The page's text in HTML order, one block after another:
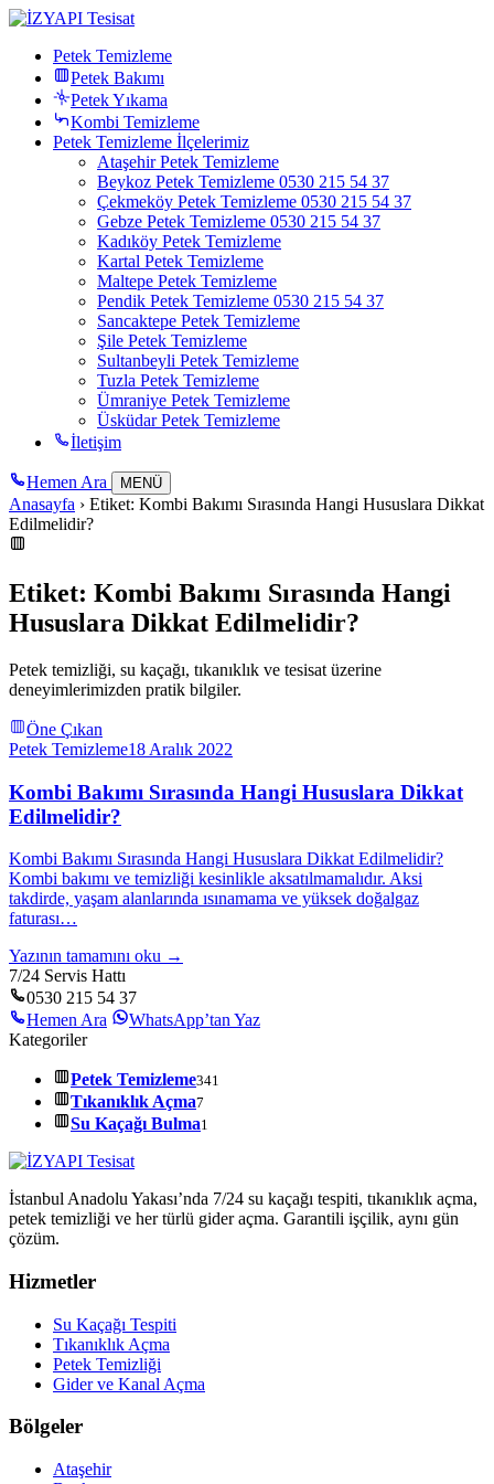
Petek Temizleme
Petek Bakımı
Petek Yıkama
Kombi Temizleme
Petek Temizleme İlçelerimiz
Ataşehir Petek Temizleme
Beykoz Petek Temizleme 0530 215 54 37
Çekmeköy Petek Temizleme 0530 215 54 37
Gebze Petek Temizleme 0530 215 54 37
Kadıköy Petek Temizleme
Kartal Petek Temizleme
Maltepe Petek Temizleme
Pendik Petek Temizleme 0530 215 54 37
Sancaktepe Petek Temizleme
Şile Petek Temizleme
Sultanbeyli Petek Temizleme
Tuzla Petek Temizleme
Ümraniye Petek Temizleme
Üsküdar Petek Temizleme
İletişim
Hemen Ara MENÜ
Anasayfa › Etiket: Kombi Bakımı Sırasında Hangi Hususlara Dikkat
Edilmelidir?
Etiket: Kombi Bakımı Sırasında Hangi
Hususlara Dikkat Edilmelidir?
Petek temizliği, su kaçağı, tıkanıklık ve tesisat üzerine
deneyimlerimizden pratik bilgiler.
Öne Çıkan
Petek Temizleme18 Aralık 2022
Kombi Bakımı Sırasında Hangi Hususlara Dikkat
Edilmelidir?
Kombi Bakımı Sırasında Hangi Hususlara Dikkat Edilmelidir?
Kombi bakımı ve temizliği kesinlikle aksatılmamalıdır. Aksi
takdirde, yaşam alanlarında ısınamama ve yüksek doğalgaz
faturası…
Yazının tamamını oku →
7/24 Servis Hattı
0530 215 54 37
Hemen Ara
WhatsApp’tan Yaz
Kategoriler
Petek Temizleme341
Tıkanıklık Açma7
Su Kaçağı Bulma1
İstanbul Anadolu Yakası’nda 7/24 su kaçağı tespiti, tıkanıklık açma,
petek temizliği ve her türlü gider açma. Garantili işçilik, aynı gün
çözüm.
Hizmetler
Su Kaçağı Tespiti
Tıkanıklık Açma
Petek Temizliği
Gider ve Kanal Açma
Bölgeler
Ataşehir